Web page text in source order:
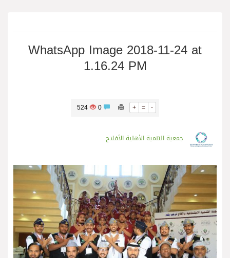
WhatsApp Image 2018-11-24 at
1.16.24 PM
+ = -
524
جمعية التنمية الأهلية الأفلاج